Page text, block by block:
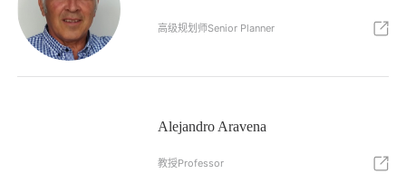
高级规划师Senior Planner
Alejandro Aravena
教授Professor